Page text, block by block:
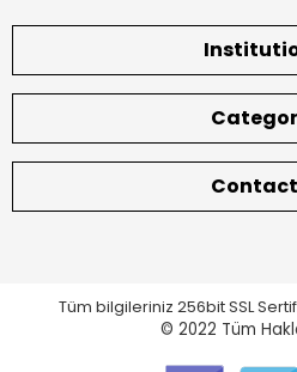
Tüm bilgileriniz 256bit SSL
© 2022 Tüm